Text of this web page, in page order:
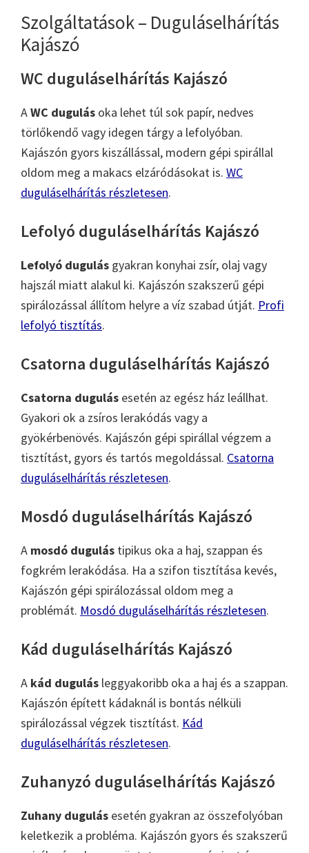
Szolgáltatások – Duguláselhárítás
Kajászó
WC duguláselhárítás Kajászó
AWC dugulás oka lehet túl sok papír, nedves
törlőkendő vagy idegen tárgy a lefolyóban.
Kajászón gyors kiszállással, modern gépi spirállal
oldom meg a makacs elzáródásokat is. WC
duguláselhárítás részletesen.
Lefolyó duguláselhárítás Kajászó
Lefolyó dugulás gyakran konyhai zsír, olaj vagy
hajszál miatt alakul ki. Kajászón szakszerű gépi
spirálozással állítom helyre a víz szabad útját. Profi
lefolyó tisztítás.
Csatorna duguláselhárítás Kajászó
Csatorna dugulás esetén az egész ház leállhat.
Gyakori ok a zsíros lerakódás vagy a
gyökérbenövés. Kajászón gépi spirállal végzem a
tisztítást, gyors és tartós megoldással. Csatorna
duguláselhárítás részletesen.
Mosdó duguláselhárítás Kajászó
A mosdó dugulás tipikus oka a haj, szappan és
fogkrém lerakódása. Ha a szifon tisztítása kevés,
Kajászón gépi spirálozással oldom meg a
problémát. Mosdó duguláselhárítás részletesen.
Kád duguláselhárítás Kajászó
A kád dugulás leggyakoribb oka a haj és a szappan.
Kajászón épített kádaknál is bontás nélküli
spirálozással végzek tisztítást. Kád
duguláselhárítás részletesen.
Zuhanyzó duguláselhárítás Kajászó
Zuhany dugulás esetén gyakran az összefolyóban
keletkezik a probléma. Kajászón gyors és szakszerű